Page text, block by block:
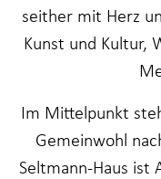
seither mit Herz
Kunst und Kultur,
Im Mittelpunkt
Gemeinwohl
Seltmann-Haus ist